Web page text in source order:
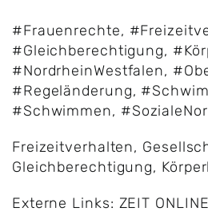
#Frauenrechte,
#Gleichberechtigung,
#NordrheinWestfalen,
#Regeländerung,
#Schwimmen,
Freizeitverhalten,
Gleichberechtigung,
Externe Links: ZEIT ONLINE